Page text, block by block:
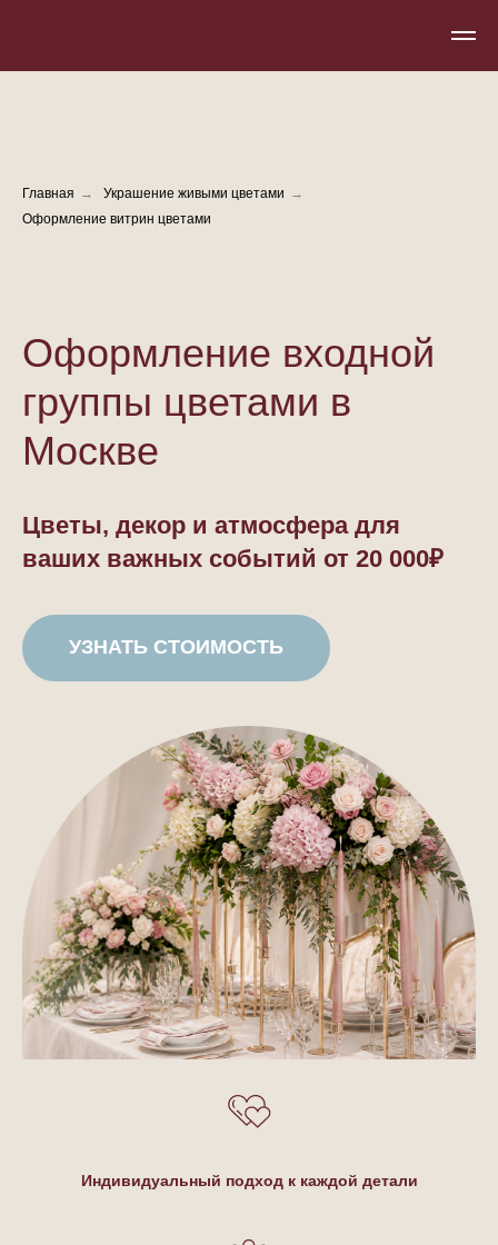
Главная → Украшение живыми цветами →
Оформление витрин цветами
Оформление входной
группы цветами в
Москве
Цветы, декор и атмосфера для
ваших важных событий от 20 000₽
УЗНАТЬ СТОИМОСТЬ
Индивидуальный подход к каждой детали